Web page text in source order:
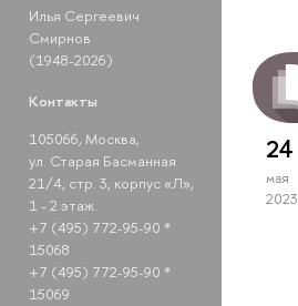
Илья Сергеевич
Смирнов
(1948-2026)
Контакты
105066, Москва,
ул. Старая Басманная
21/4, стр. 3, корпус «Л»,
1 - 2 этаж.
+7 (495) 772-95-90 *
15068
+7 (495) 772-95-90 *
15069
24
мая
2023